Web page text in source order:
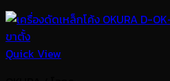
Quick View